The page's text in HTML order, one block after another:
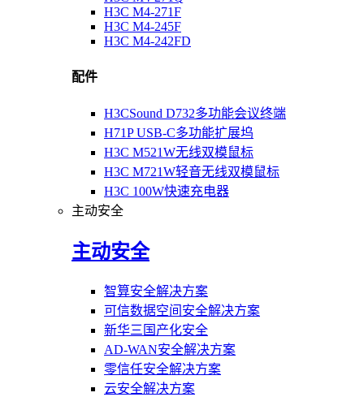
H3C M4-271F
H3C M4-245F
H3C M4-242FD
配件
H3CSound D732多功能会议终端
H71P USB-C多功能扩展坞
H3C M521W无线双模鼠标
H3C M721W轻音无线双模鼠标
H3C 100W快速充电器
主动安全
主动安全
智算安全解决方案
可信数据空间安全解决方案
新华三国产化安全
AD-WAN安全解决方案
零信任安全解决方案
云安全解决方案